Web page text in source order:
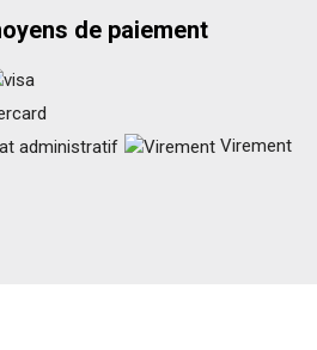
de paiement
Virement